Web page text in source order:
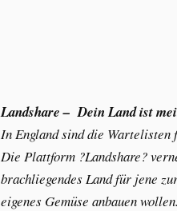
Landshare – Dein Land ist
In England sind die Wartelisten
Die Plattform ?Landshare?
brachliegendes Land für jene
eigenes Gemüse anbauen